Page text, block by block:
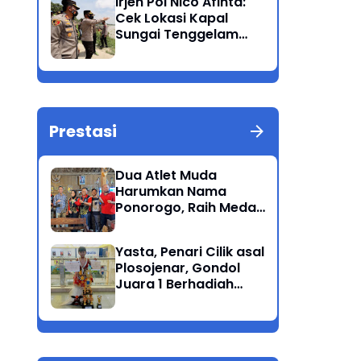
Bandang
Cek Lokasi Kapal
Sungai Tenggelam
Tuban
Prestasi
Dua Atlet Muda
Harumkan Nama
Ponorogo, Raih Medali
Jatim
Yasta, Penari Cilik asal
Plosojenar, Gondol
Juara 1 Berhadiah
Nusantara 2025